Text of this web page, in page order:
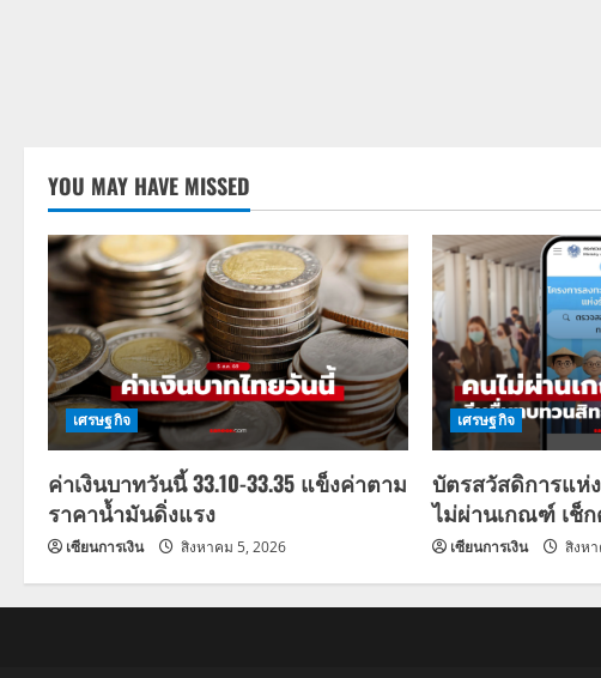
YOU MAY HAVE MISSED
เศรษฐกิจ
ค่าเงินบาทวันนี้ 33.10-33.35 แข็งค่าตาม
ราคาน้ำมันดิ่งแรง
เซียนการเงิน สิงหาคม 5, 2026
เศรษฐกิจ
บัตรสวัสดิการแห่
ไม่ผ่านเกณฑ์ เช็
เซียนการเงิน สิงห